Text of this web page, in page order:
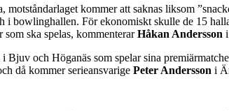
kommer att saknas liksom
i bowlinghallen. För ekonomiskt skulle de 15
ska spelas, kommenterarHåkan Andersson
och Höganäs som spelar sina
då kommer serieansvarige Peter Andersson i